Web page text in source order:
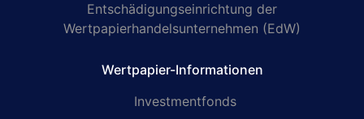
Entschädigungseinrichtung der
Wertpapierhandelsunternehmen (EdW)
Wertpapier-Informationen
Investmentfonds